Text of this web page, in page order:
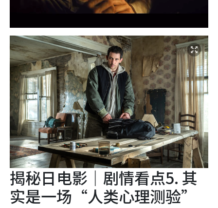
揭秘日电影｜剧情看点5. 其
实是一场“人类心理测验”